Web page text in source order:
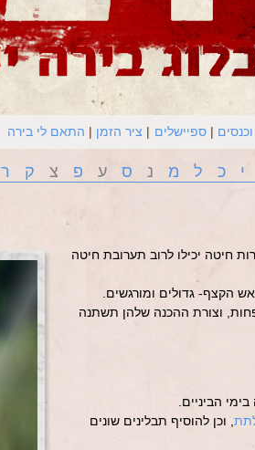
ספיישלים ציר הזמן התאם לי בירה
י כ ל מ נ ס ע פ צ ק ר
חיטה יכילו לרוב תערובת חיטה
הקצף- גדולים ומורגשים.
וצורת ההכנה שלהן תשתנה
הביניים.
, וכן להוסיף תבלינים שונים